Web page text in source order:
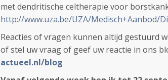
met dendritische celtherapie voor
http://www.uza.be/UZA/Medisch+Aanbod/
Reacties of vragen kunnen altijd gestuurd
of stel uw vraag of geef uw reactie in ons
actueel.nl/blog